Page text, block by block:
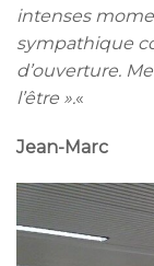
intenses
sympathique
d’ouverture.
l’être ».«
Jean-Marc